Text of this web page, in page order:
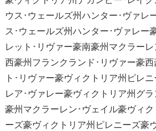
ウス･ウェールズ州ハンター･ヴァレ
ス･ウェールズ州ハンター･ヴァレー
レット･リヴァー豪南豪州マクラー
西豪州フランクランド･リヴァー豪
ト･リヴァー豪ヴィクトリア州ピレ
レア･ヴァレー豪ヴィクトリア州グ
豪州マクラーレン･ヴェイル豪ヴィ
ーズ豪ヴィクトリア州ピレニーズ豪